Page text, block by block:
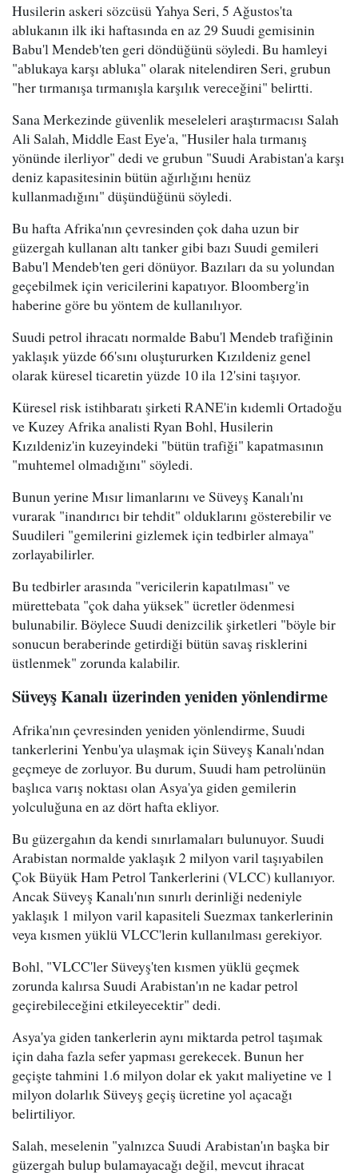
Husilerin askeri sözcüsü Yahya Seri, 5 Ağustos'ta
ablukanın ilk iki haftasında en az 29 Suudi gemisinin
Babu'l Mendeb'ten geri döndüğünü söyledi. Bu hamleyi
"ablukaya karşı abluka" olarak nitelendiren Seri, grubun
"her tırmanışa tırmanışla karşılık vereceğini" belirtti.
Sana Merkezinde güvenlik meseleleri araştırmacısı Salah
Ali Salah, Middle East Eye'a, "Husiler hala tırmanış
yönünde ilerliyor" dedi ve grubun "Suudi Arabistan'a karşı
deniz kapasitesinin bütün ağırlığını henüz
kullanmadığını" düşündüğünü söyledi.
Bu hafta Afrika'nın çevresinden çok daha uzun bir
güzergah kullanan altı tanker gibi bazı Suudi gemileri
Babu'l Mendeb'ten geri dönüyor. Bazıları da su yolundan
geçebilmek için vericilerini kapatıyor. Bloomberg'in
haberine göre bu yöntem de kullanılıyor.
Suudi petrol ihracatı normalde Babu'l Mendeb trafiğinin
yaklaşık yüzde 66'sını oluştururken Kızıldeniz genel
olarak küresel ticaretin yüzde 10 ila 12'sini taşıyor.
Küresel risk istihbaratı şirketi RANE'in kıdemli Ortadoğu
ve Kuzey Afrika analisti Ryan Bohl, Husilerin
Kızıldeniz'in kuzeyindeki "bütün trafiği" kapatmasının
"muhtemel olmadığını" söyledi.
Bunun yerine Mısır limanlarını ve Süveyş Kanalı'nı
vurarak "inandırıcı bir tehdit" olduklarını gösterebilir ve
Suudileri "gemilerini gizlemek için tedbirler almaya"
zorlayabilirler.
Bu tedbirler arasında "vericilerin kapatılması" ve
mürettebata "çok daha yüksek" ücretler ödenmesi
bulunabilir. Böylece Suudi denizcilik şirketleri "böyle bir
sonucun beraberinde getirdiği bütün savaş risklerini
üstlenmek" zorunda kalabilir.
Süveyş Kanalı üzerinden yeniden yönlendirme
Afrika'nın çevresinden yeniden yönlendirme, Suudi
tankerlerini Yenbu'ya ulaşmak için Süveyş Kanalı'ndan
geçmeye de zorluyor. Bu durum, Suudi ham petrolünün
başlıca varış noktası olan Asya'ya giden gemilerin
yolculuğuna en az dört hafta ekliyor.
Bu güzergahın da kendi sınırlamaları bulunuyor. Suudi
Arabistan normalde yaklaşık 2 milyon varil taşıyabilen
Çok Büyük Ham Petrol Tankerlerini (VLCC) kullanıyor.
Ancak Süveyş Kanalı'nın sınırlı derinliği nedeniyle
yaklaşık 1 milyon varil kapasiteli Suezmax tankerlerinin
veya kısmen yüklü VLCC'lerin kullanılması gerekiyor.
Bohl, "VLCC'ler Süveyş'ten kısmen yüklü geçmek
zorunda kalırsa Suudi Arabistan'ın ne kadar petrol
geçirebileceğini etkileyecektir" dedi.
Asya'ya giden tankerlerin aynı miktarda petrol taşımak
için daha fazla sefer yapması gerekecek. Bunun her
geçişte tahmini 1.6 milyon dolar ek yakıt maliyetine ve 1
milyon dolarlık Süveyş geçiş ücretine yol açacağı
belirtiliyor.
Salah, meselenin "yalnızca Suudi Arabistan'ın başka bir
güzergah bulup bulamayacağı değil, mevcut ihracat